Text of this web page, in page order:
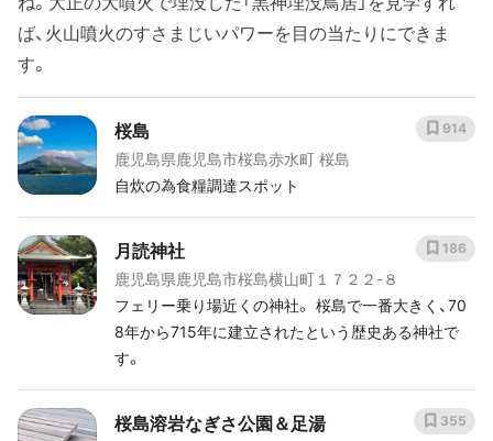
ば、火山噴火のすさまじいパワーを目の当たりにできま
す。
桜島
鹿児島県鹿児島市桜島赤水町 桜島
自炊の為食糧調達スポット
914
月読神社
鹿児島県鹿児島市桜島横山町１７２２-８
フェリー乗り場近くの神社。 桜島で一番大きく、70
8年から715年に建立されたという歴史ある神社で
す。
186
桜島溶岩なぎさ公園＆足湯 355